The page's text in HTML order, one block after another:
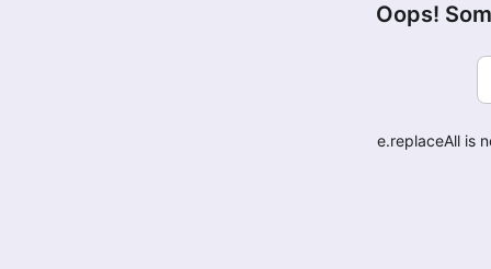
Oops!
e.replaceAll is